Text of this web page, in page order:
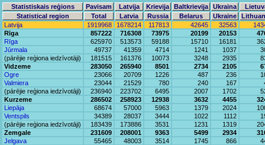
Statistiskais reģions Pavisam Latvija Krievija Baltkrievija Ukraina
Statistical region
Total Latvia Russia Belarus Ukraine
Latvija
1919968 1678214 117813 42645 32563
Rīga
857222 716308 73975 20199 20153
Rīga
625970 513573 59188 15710 16181
Jūrmala
49737 41359 4714 1241 1037
(pārējie reģiona iedzīvotāji)
181515 161376 10073 3248 2935
Vidzeme
283050 265940 8501 2734 2105
Ogre
23066 20709 1226 487 236
Valmiera
23044 21529 780 240 167
(pārējie reģiona iedzīvotāji)
236940 223702 6495 2007 1702
Kurzeme
286502 258923 12938 3632 4455
Liepāja
68674 57000 5963 1379 2024
Ventspils
34389 28037 3444 1022 1112
(pārējie reģiona iedzīvotāji)
183439 173886 3531 1231 1319
Zemgale
231609 208001 9363 5499 2934
Jelgava
55465 48003 3514 1745 866